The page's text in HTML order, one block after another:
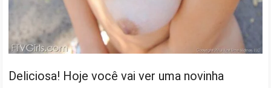
Deliciosa! Hoje você vai ver uma novinha